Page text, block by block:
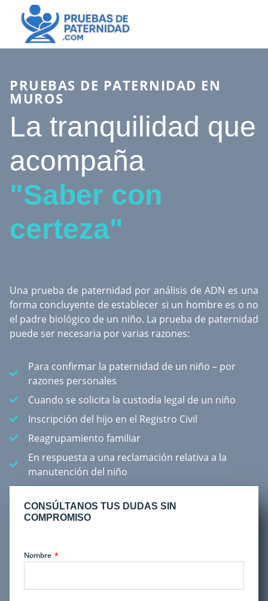
PRUEBAS DE PATERNIDAD EN
MUROS
La tranquilidad que
acompaña
"Saber con
certeza"
Una prueba de paternidad por análisis de ADN es una
forma concluyente de establecer si un hombre es o no
el padre biológico de un niño. La prueba de paternidad
puede ser necesaria por varias razones:
Para confirmar la paternidad de un niño – por
razones personales
Cuando se solicita la custodia legal de un niño
Inscripción del hijo en el Registro Civil
Reagrupamiento familiar
En respuesta a una reclamación relativa a la
manutención del niño
CONSÚLTANOS TUS DUDAS SIN
COMPROMISO
Nombre